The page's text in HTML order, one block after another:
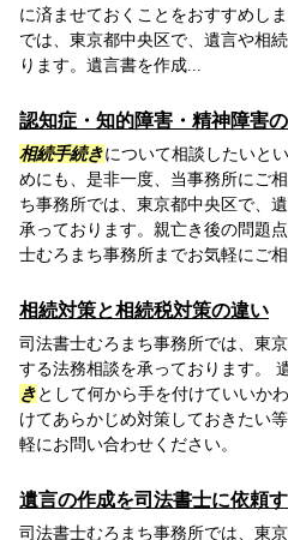
に済ませておくことをおすすめし
では、東京都中央区で、遺言や相
ります。遺言書を作成...
認知症・知的障害・精神障害
相続手続きについて相談したいと
めにも、是非一度、当事務所にご
ち事務所では、東京都中央区で、
承っております。親亡き後の問題
士むろまち事務所までお気軽にご相
相続対策と相続税対策の違い
司法書士むろまち事務所では、東
する法務相談を承っております。
きとして何から手を付けていいか
けてあらかじめ対策しておきたい
軽にお問い合わせください。
遺言の作成を司法書士に依頼
司法書士むろまち事務所では、東